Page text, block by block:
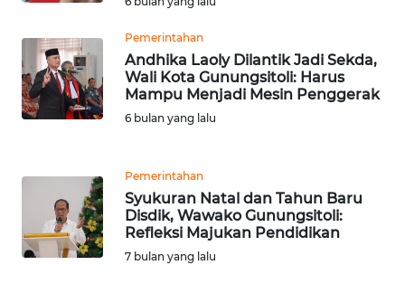
Pemerintahan
Andhika Laoly Dilantik Jadi Sekda,
Wali Kota Gunungsitoli: Harus
Mampu Menjadi Mesin Penggerak
6 bulan yang lalu
Pemerintahan
Syukuran Natal dan Tahun Baru
Disdik, Wawako Gunungsitoli:
Refleksi Majukan Pendidikan
7 bulan yang lalu
Group
WAHANA
NEWS
WAHANA
WAHANA
ADVOKAT
WAHANA